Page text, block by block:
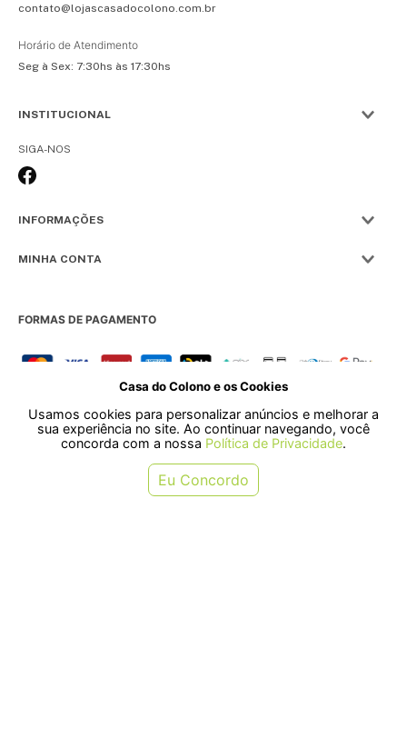
Casa do Colono e os Cookies
Usamos cookies para personalizar anúncios e melhorar a
sua experiência no site. Ao continuar navegando, você
concorda com a nossa Política de Privacidade.
Eu Concordo
contato@lojascasadocolono.com.br
Horário de Atendimento
Seg à Sex: 7:30hs às 17:30hs
INSTITUCIONAL
SIGA-NOS
INFORMAÇÕES
MINHA CONTA
FORMAS DE PAGAMENTO
Rua Pre. Frederico Hardt, 119 - Centro, Indaial - SC, 89080-018